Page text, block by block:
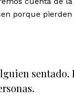
porque pierden
sentado.